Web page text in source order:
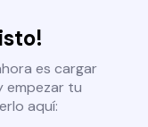
es cargar
empezar tu
aquí: